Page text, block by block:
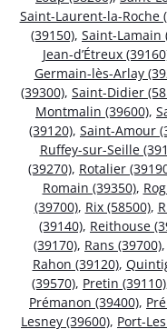
Saint-Laurent-la-Roche
(39150), Saint-Lamain
Jean-d’Étreux
Germain-lès-Arlay
(39300), Saint-Didier
Montmalin (39600),
(39120), Saint-Amour
Ruffey-sur-Seille
(39270), Rotalier
Romain (39350),
(39700), Rix (58500),
(39140), Reithouse
(39170), Rans (39700),
Rahon (39120),
(39570), Pretin (39110)
Prémanon (39400),
Lesney (39600), Port-